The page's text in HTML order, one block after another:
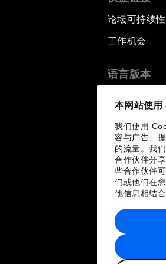
本网站使
我们使用
容与广告、
的流量。我
合作伙伴分
些合作伙伴
们或他们在
他信息相结合
论坛可持续性
工作机会
语言版本